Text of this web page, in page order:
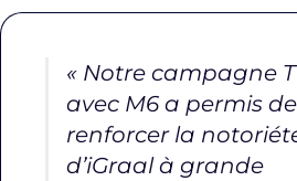
« Notre campagne
avec M6 a permis de
renforcer la
d’iGraal à grande